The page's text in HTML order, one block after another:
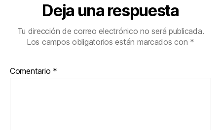
Deja una respuesta
Tu dirección de correo electrónico no será publicada.
Los campos obligatorios están marcados con *
Comentario *